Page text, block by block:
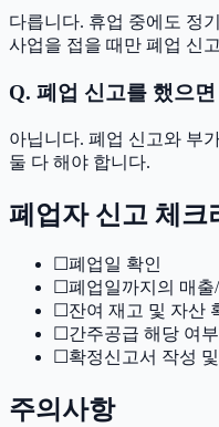
다릅니다. 휴업 중에도 정
사업을 접을 때만 폐업 신
Q. 폐업 신고를 했으
아닙니다. 폐업 신고와 부
둘 다 해야 합니다.
폐업자 신고 체크
☐폐업일 확인
☐폐업일까지의 매출
☐잔여 재고 및 자산
☐간주공급 해당 여
☐확정신고서 작성
주의사항